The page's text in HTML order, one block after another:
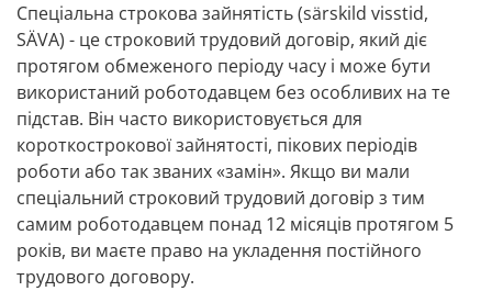
Спеціальна строкова зайнятість (särskild visstid,
SÄVA) - це строковий трудовий договір, який діє
протягом обмеженого періоду часу і може бути
використаний роботодавцем без особливих на те
підстав. Він часто використовується для
короткострокової зайнятості, пікових періодів
роботи або так званих «замін». Якщо ви мали
спеціальний строковий трудовий договір з тим
самим роботодавцем понад 12 місяців протягом 5
років, ви маєте право на укладення постійного
трудового договору.